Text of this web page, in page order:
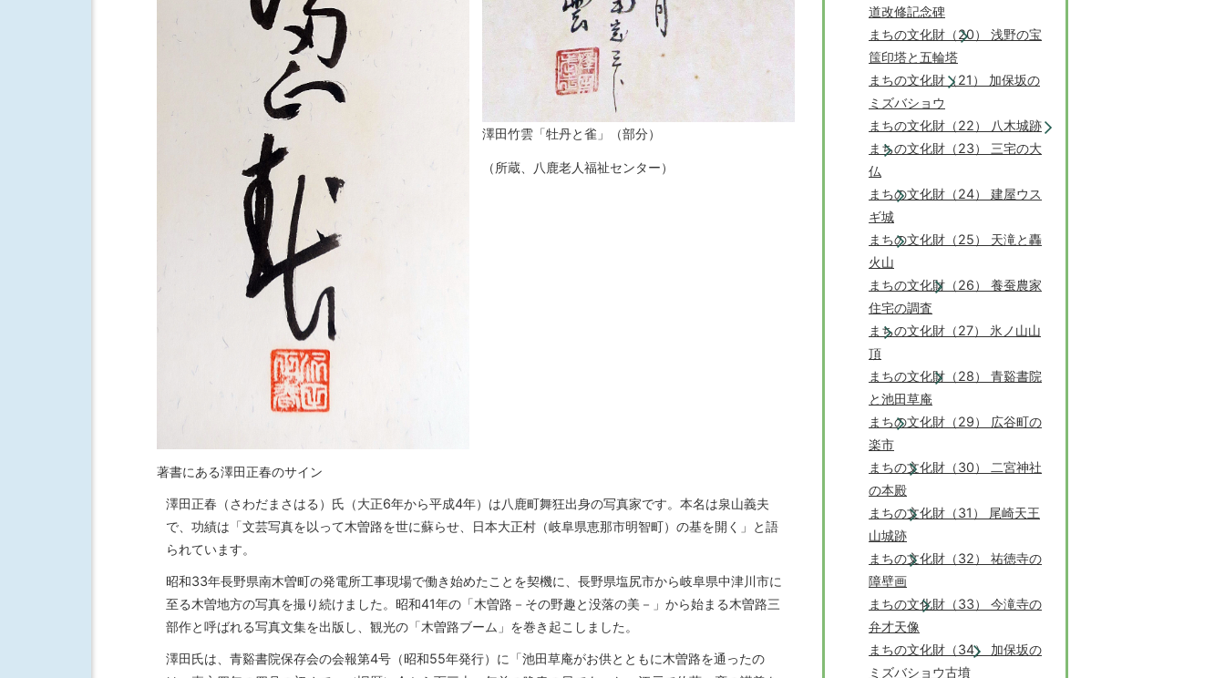
著書にある澤田正春のサイン
澤田竹雲「牡丹と雀」（部分）
（所蔵、八鹿老人福祉センター）
澤田正春（さわだまさはる）氏（大正6年から平成4年）は八鹿町舞狂出身の写真家です。本名は泉山義夫
で、功績は「文芸写真を以って木曽路を世に蘇らせ、日本大正村（岐阜県恵那市明智町）の基を開く」と語
られています。
昭和33年長野県南木曽町の発電所工事現場で働き始めたことを契機に、長野県塩尻市から岐阜県中津川市に
至る木曽地方の写真を撮り続けました。昭和41年の「木曽路－その野趣と没落の美－」から始まる木曽路三
部作と呼ばれる写真文集を出版し、観光の「木曽路ブーム」を巻き起こしました。
澤田氏は、青谿書院保存会の会報第4号（昭和55年発行）に「池田草庵がお供とともに木曽路を通ったの
道改修記念碑
まちの文化財（20） 浅野の宝
筺印塔と五輪塔
まちの文化財（21） 加保坂の
ミズバショウ
まちの文化財（22） 八木城跡
まちの文化財（23） 三宅の大
仏
まちの文化財（24） 建屋ウス
ギ城
まちの文化財（25） 天滝と轟
火山
まちの文化財（26） 養蚕農家
住宅の調査
まちの文化財（27） 氷ノ山山
頂
まちの文化財（28） 青谿書院
と池田草庵
まちの文化財（29） 広谷町の
楽市
まちの文化財（30） 二宮神社
の本殿
まちの文化財（31） 尾崎天王
山城跡
まちの文化財（32） 祐徳寺の
障壁画
まちの文化財（33） 今滝寺の
弁才天像
まちの文化財（34） 加保坂の
ミズバショウ古墳